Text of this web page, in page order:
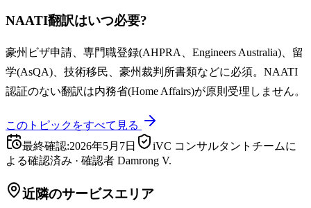
NAATI翻訳はいつ必要?
豪州ビザ申請、専門職登録(AHPRA、Engineers Australia)、留
学(AsQA)、技術移民、豪州裁判所書類などに必須。NAATI
認証のない翻訳は内務省(Home Affairs)が原則受理しません。
このトピックをすべて見る
最終確認:2026年5月7日
iVC コンサルタントチームに
よる確認済み · 確認者 Damrong V.
近隣のサービスエリア